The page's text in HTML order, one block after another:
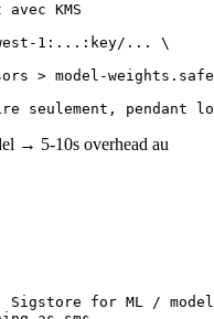
KMS
west-1:...:key/...
\
> model-
seulement, pendant
→ 5-10s overhead au
Sigstore for ML /